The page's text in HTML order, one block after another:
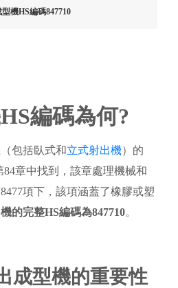
機HS編碼847710
編碼為何?
（包括臥式和立式射出機）的
章中找到，該章處理機械和
項下，該項涵蓋了橡膠或塑
的完整HS編碼為847710。
成型機的重要性